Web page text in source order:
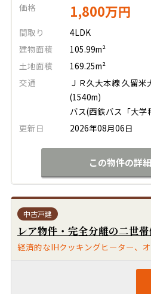
価格
1,800万円
間取り
4LDK
建物面積
105.99m²
土地面積
169.25m²
交通
ＪＲ久大本線 久留
(1540m)
バス(西鉄バス「大
更新日
2026年08月06日
この物件の詳
中古戸建